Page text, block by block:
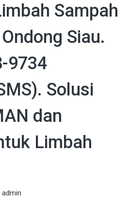
Sampah
Siau.
9734
Solusi
dan
Limbah
admin